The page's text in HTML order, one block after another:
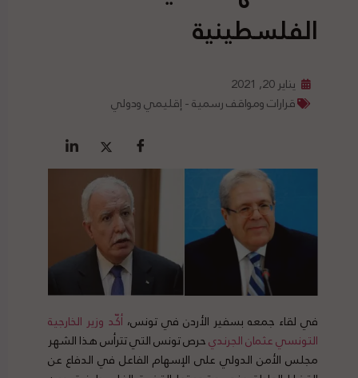
الفلسطينية
يناير 20, 2021
قرارات ومواقف رسمية - إقليمي ودولي
في لقاء جمعه بسفير الأردن في تونس، أكّد وزير الخارجية
التونسي عثمان الجرنديحرص تونس التي تترأس هذا الشهر
مجلس الأمن الدولي على الإسهام الفاعل في الدفاع عن